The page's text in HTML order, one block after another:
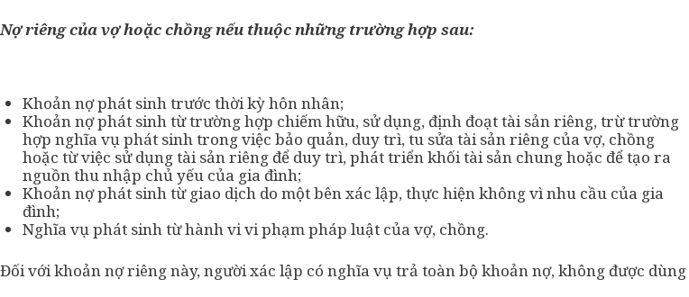
Nợ riêng của vợ hoặc chồng nếu thuộc những trường hợp sau:
Khoản nợ phát sinh trước thời kỳ hôn nhân;
Khoản nợ phát sinh từ trường hợp chiếm hữu, sử dụng, định đoạt tài sản riêng, trừ trường
hợp nghĩa vụ phát sinh trong việc bảo quản, duy trì, tu sửa tài sản riêng của vợ, chồng
hoặc từ việc sử dụng tài sản riêng để duy trì, phát triển khối tài sản chung hoặc để tạo ra
nguồn thu nhập chủ yếu của gia đình;
Khoản nợ phát sinh từ giao dịch do một bên xác lập, thực hiện không vì nhu cầu của gia
đình;
Nghĩa vụ phát sinh từ hành vi vi phạm pháp luật của vợ, chồng.
Đối với khoản nợ riêng này, người xác lập có nghĩa vụ trả toàn bộ khoản nợ, không được dùng